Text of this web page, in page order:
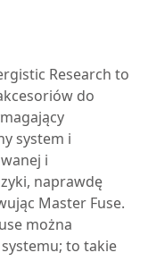
Research to
do
system i
i
naprawdę
Master Fuse.
można
to takie